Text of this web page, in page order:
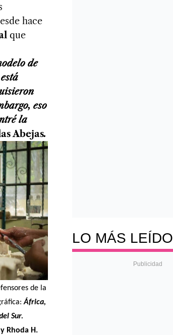
hace
que
de
eso
la
Abejas.
de la
África,
Sur.
Rhoda H.
LO MÁS LEÍDO